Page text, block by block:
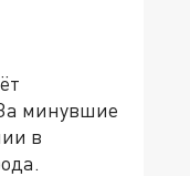
минувшие
в